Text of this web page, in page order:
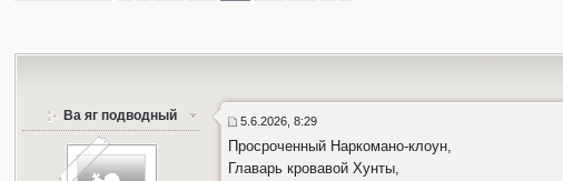
Ва яг подводный 5.6.2026, 8:29
Просроченный Наркомано-клоун,
Главарь кровавой Хунты,